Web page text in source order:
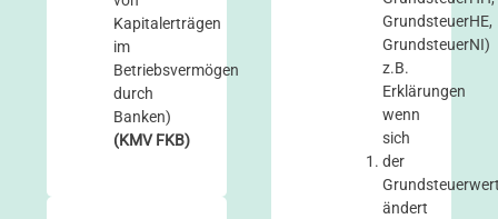
Kapitalerträgen
im
Betriebsvermögen
durch
Banken)
(KMV FKB)
GrundsteuerHE,
GrundsteuerNI)
z.B.
Erklärungen
wenn
sich
der
ändert